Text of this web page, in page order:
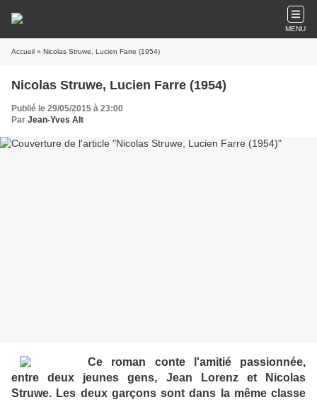
MENU
Accueil » Nicolas Struwe, Lucien Farre (1954)
Nicolas Struwe, Lucien Farre (1954)
Publié le 29/05/2015 à 23:00
Par Jean-Yves Alt
Ce roman conte l'amitié passionnée,
entre deux jeunes gens, Jean Lorenz et Nicolas
Struwe. Les deux garçons sont dans la même classe